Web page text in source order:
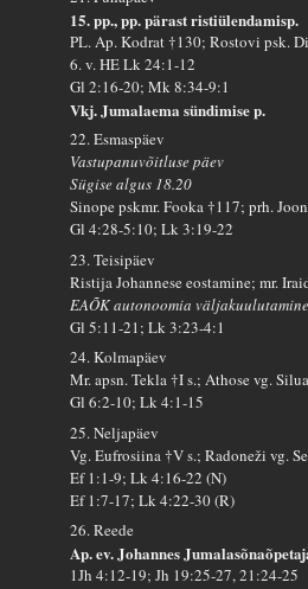
15. pp., pp. pärast ristiülendamisp.
PL. Ap. Kodrat †130; Rostovi psk.
6. v. HE Lk 24:1-12
Gl 2:16-20; Mk 8:34-9:1
Vkj. Jumalaema sündimise p.
22. Esmaspäev
Vastupanuvõitluse päev
Sügise algus 18.20
Sinope pskmr. Fooka †117; prh.
Gl 4:28-5:10; Lk 3:19-22
23. Teisipäev
Ristija Johannese eostamine; mr.
EAÕK autonoomia
Gl 5:11-21; Lk 3:23-4:1
24. Kolmapäev
Mr. apsn. Tekla †I s.; Athose vg.
Gl 6:2-10; Lk 4:1-15
25. Neljapäev
Vg. Eufrosiina †V s.; Radoneži vg.
Ef 1:1-9; Lk 4:16-22 (N)
Ef 1:7-17; Lk 4:22-30 (R)
26. Reede
Ap. ev. Johannes
1Jh 4:12-19; Jh 19:25-27, 21:24-25